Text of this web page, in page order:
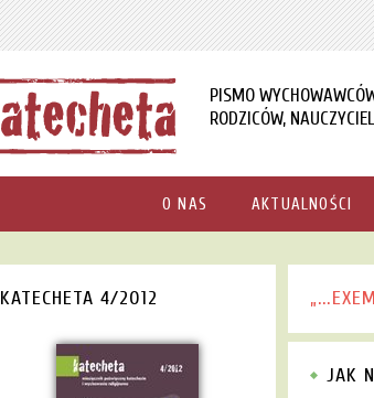
PISMO
RODZICÓW,
O NAS AKTUALNOŚCI
KATECHETA 4/2012
JAK